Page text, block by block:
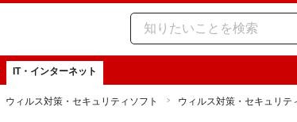
IT・インターネット
ウィルス対策・セキュリティソフト
ウィルス対策・セキュリテ